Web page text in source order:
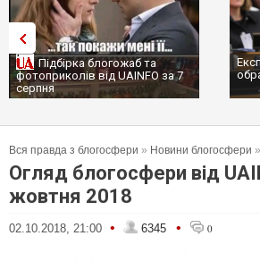
Експослу в США Стефанішиній
обрали запобіжний захід
Вся правда з блогосфери » Новини блогосфери »
Огляд блогосфери від
жовтня 2018
02.10.2018, 21:00 • 6345 • 0